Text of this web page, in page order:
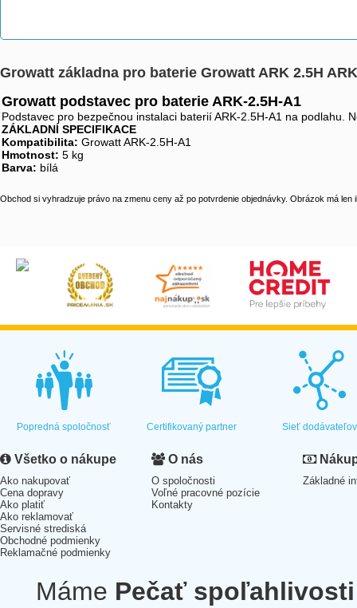
Growatt základna pro baterie Growatt ARK 2.5H
Growatt podstavec pro baterie ARK-2.5H-A1
Podstavec pro bezpečnou instalaci baterií ARK-2.5H-A1 na podlahu.
ZÁKLADNÍ SPECIFIKACE
Kompatibilita: Growatt ARK-2.5H-A1
Hmotnost: 5 kg
Barva: bílá
Obchod si vyhradzuje právo na zmenu ceny až po potvrdenie objednávky. Obrázok má len
Popredná spoločnosť Certifikovaný partner Sieť dodávateľov
Všetko o nákupe
Ako nakupovať
Cena dopravy
Ako platiť
Ako reklamovať
Servisné strediská
Obchodné podmienky
Reklamačné podmienky
O nás
O spoločnosti
Voľné pracovné pozície
Kontakty
Základné
Máme Pečať spoľahlivosti